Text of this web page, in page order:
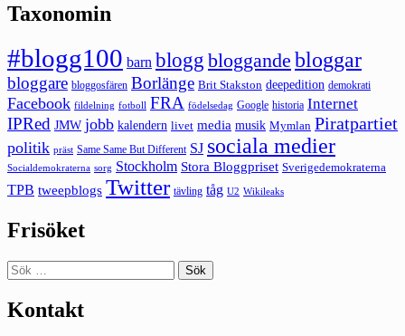
Taxonomin
#blogg100 barn blogg bloggande bloggar
bloggare bloggosfären Borlänge Brit Stakston deepedition demokrati
Facebook fildelning fotboll FRA födelsedag Google historia Internet
IPRed JMW jobb kalendern livet media musik Mymlan Piratpartiet
politik präst Same Same But Different SJ sociala medier
Socialdemokraterna sorg Stockholm Stora Bloggpriset Sverigedemokraterna
TPB tweepblogs Twitter tävling tåg U2 Wikileaks
Frisöket
Sök
efter:
Kontakt